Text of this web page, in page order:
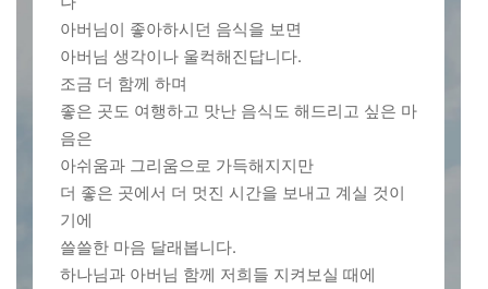
아버님이 좋아하시던 음식을 보면
아버님 생각이나 울컥해진답니다.
조금 더 함께 하며
좋은 곳도 여행하고 맛난 음식도 해드리고 싶은 마
음은
아쉬움과 그리움으로 가득해지지만
더 좋은 곳에서 더 멋진 시간을 보내고 계실 것이
기에
쓸쓸한 마음 달래봅니다.
하나님과 아버님 함께 저희들 지켜보실 때에